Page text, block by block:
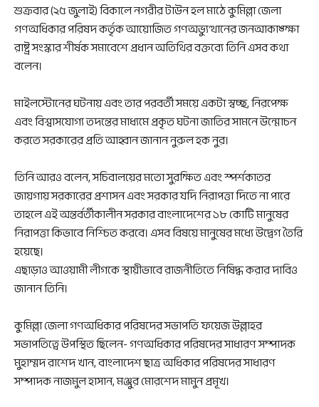
শুক্রবার (২৫ জুলাই) বিকালে নগরীর টাউন হল মাঠে কুমিল্লা জেলা
গণঅধিকার পরিষদ কর্তৃক আয়োজিত গণঅভ্যুত্থানের জনআকাঙ্ক্ষা
রাষ্ট্র সংস্কার শীর্ষক সমাবেশে প্রধান অতিথির বক্তব্যে তিনি এসব কথা
বলেন।
মাইলস্টোনের ঘটনায় এবং তার পরবর্তী সময়ে একটা স্বচ্ছ, নিরপেক্ষ
এবং বিশ্বাসযোগ্য তদন্তের মাধ্যমে প্রকৃত ঘটনা জাতির সামনে উন্মোচন
করতে সরকারের প্রতি আহ্বান জানান নুরুল হক নুর।
তিনি আরও বলেন, সচিবালয়ের মতো সুরক্ষিত এবং স্পর্শকাতর
জায়গায় সরকারের প্রশাসন এবং সরকার যদি নিরাপত্তা দিতে না পারে
তাহলে এই অন্তর্বর্তীকালীন সরকার বাংলাদেশের ১৮ কোটি মানুষের
নিরাপত্তা কিভাবে নিশ্চিত করবে। এসব বিষয়ে মানুষের মধ্যে উদ্বেগ তৈরি
হয়েছে।
এছাড়াও আওয়ামী লীগকে স্থায়ীভাবে রাজনীতিতে নিষিদ্ধ করার দাবিও
জানান তিনি।
কুমিল্লা জেলা গণঅধিকার পরিষদের সভাপতি ফয়েজ উল্লাহর
সভাপতিত্বে উপস্থিত ছিলেন- গণঅধিকার পরিষদের সাধারণ সম্পাদক
মুহাম্মদ রাশেদ খান, বাংলাদেশ ছাত্র অধিকার পরিষদের সাধারণ
সম্পাদক নাজমুল হাসান, মঞ্জুর মোরশেদ মামুন প্রমূখ।